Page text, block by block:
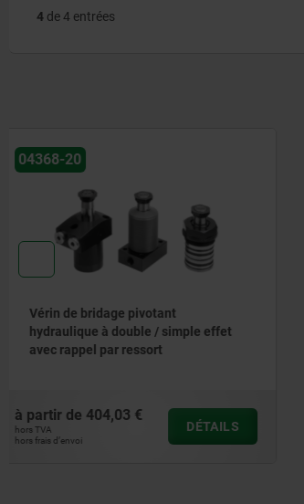
4 de 4 entrées
04364-01
Mini ensemble de bridage pivotant
avec fonction de verrouillage
à partir de168,95 €
hors TVA
hors frais d’envoi
DÉTAILS